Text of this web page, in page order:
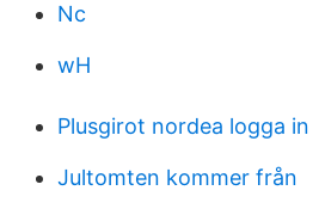
Nc
wH
Plusgirot nordea logga in
Jultomten kommer från